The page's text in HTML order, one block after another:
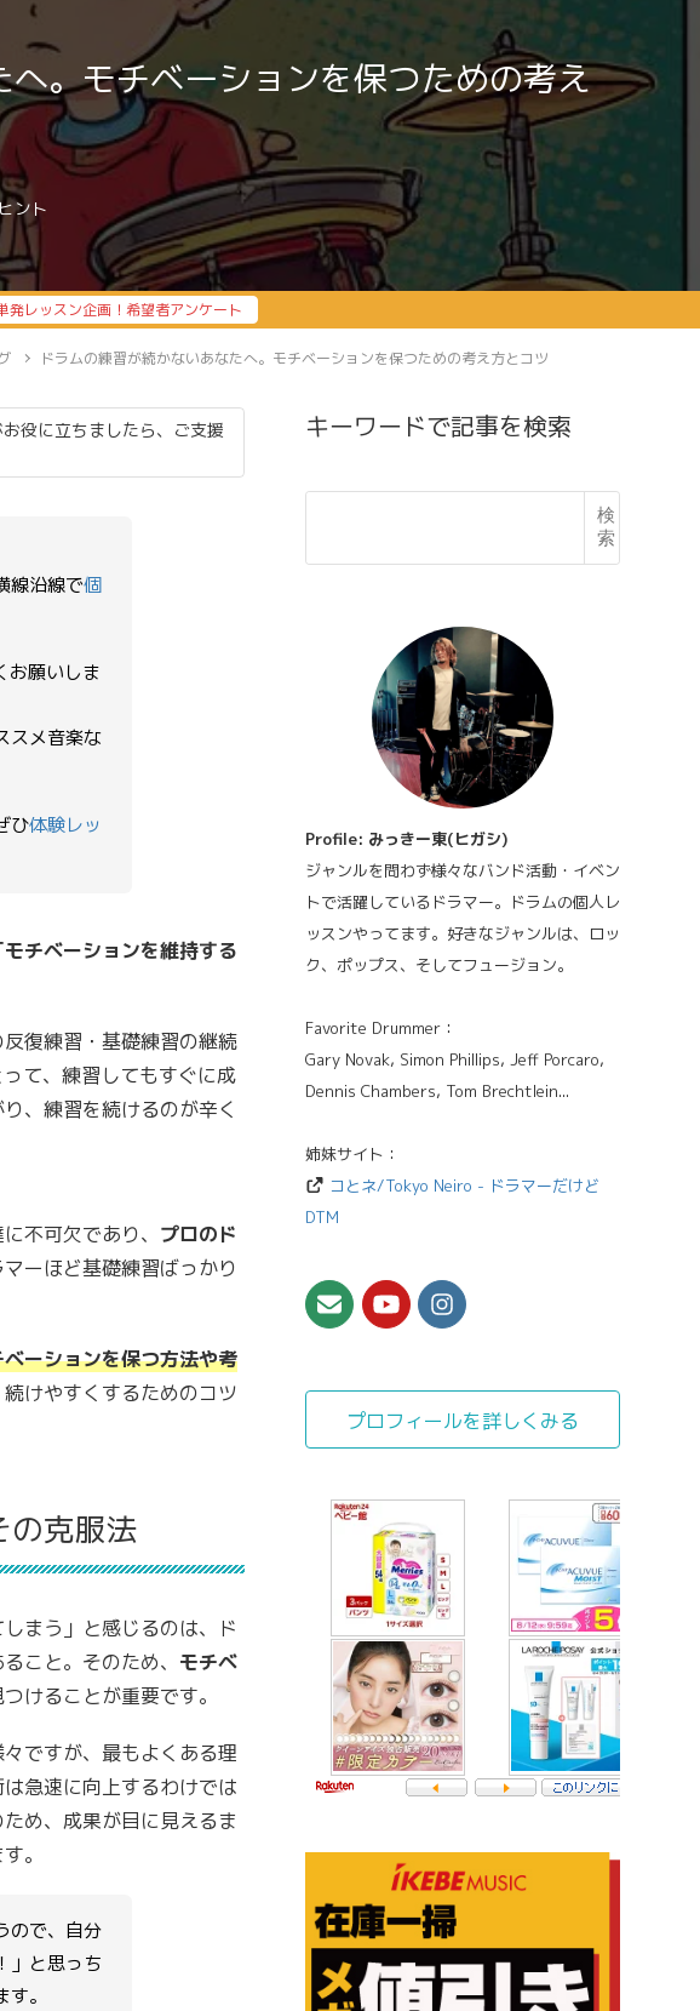
。モチベーションを保つための考え
ント
発レッスン企画！希望者アンケート
ドラムの練習が続かないあなたへ。モチベーションを保つための考え方とコツ
役に立ちましたら、ご支援
線沿線で個
お願いしま
スメ音楽な
ひ体験レッ
モチベーションを維持する
復練習・基礎練習の継続
て、練習してもすぐに成
、練習を続けるのが辛く
不可欠であり、 プロのド
ーほど基礎練習ばっかり
ーションを保つ方法や考
けやすくするためのコツ
の克服法
まう」と感じるのは、ド
こと。そのため、 モチベ
けることが重要です。
ですが、最もよくある理
急速に向上するわけでは
ため、成果が目に見えるま
。
ので、自分
」と思っち
。
キーワードで記事を検索
検
索
Profile: みっきー東(ヒガシ)
ジャンルを問わず様々なバンド活動・イベン
トで活躍しているドラマー。ドラムの個人レ
ッスンやってます。好きなジャンルは、ロッ
ク、ポップス、そしてフュージョン。
Favorite Drummer：
Gary Novak, Simon Phillips, Jeff Porcaro,
Dennis Chambers, Tom Brechtlein...
姉妹サイト：
コとネ/Tokyo Neiro - ドラマーだけど
DTM
プロフィールを詳しくみる